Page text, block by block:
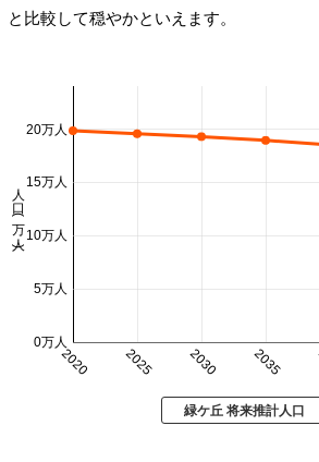
と比較して穏やかといえます。
2020 2025 2030 2035
0万人
5万人
10万人
15万人
20万人
人口 (万人)
緑ケ丘 将来推計人口